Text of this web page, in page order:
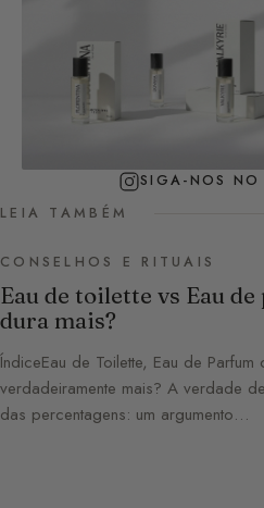
SIGA-NOS NO
LEIA TAMBÉM
CONSELHOS E RITUAIS
Eau de toilette vs Eau
dura mais?
ÍndiceEau de Toilette, Eau de Parfum
verdadeiramente mais? A verdade
das percentagens: um argumento…